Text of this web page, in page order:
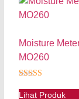
Moisture
MO260
Lihat Produk